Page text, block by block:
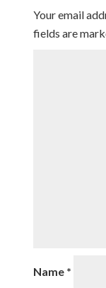
Your email
fields are
Name *